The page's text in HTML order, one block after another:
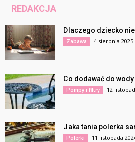
REDAKCJA
Dlaczego dziecko
Zabawa 4 sierpnia 2025
Co dodawać do
Pompy i filtry 12
Jaka tania polerka
Polerki 11 listopada